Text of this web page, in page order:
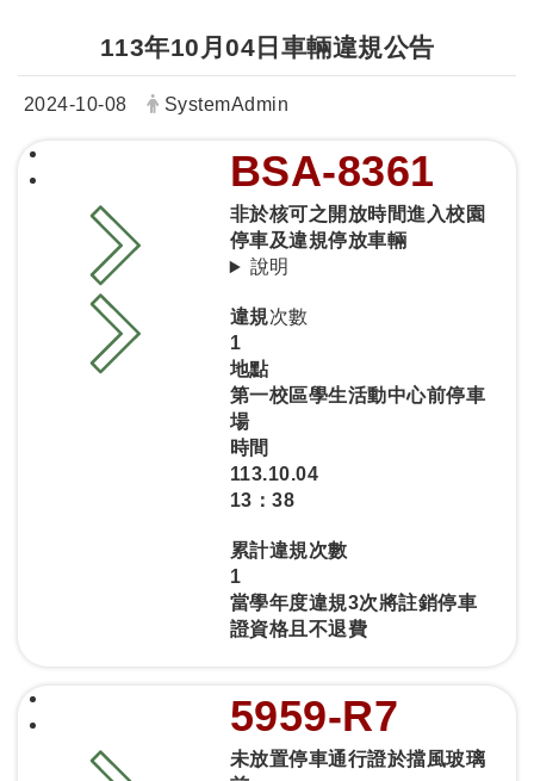
113年10月04日車輛違規公告
日期：
2024-10-08 發布者：
SystemAdmin
BSA-8361
非於核可之開放時間進入校園
停車及違規停放車輛
說明
違規次數
1
地點
第一校區學生活動中心前停車
場
時間
113.10.04
13：38
累計違規次數
1
當學年度違規3次將註銷停車
證資格且不退費
5959-R7
未放置停車通行證於擋風玻璃